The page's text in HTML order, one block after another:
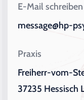
E-Mail schreiben
message@hp-
Praxis
Freiherr-vom-
37235 Hessisch